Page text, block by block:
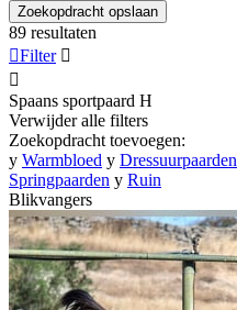
Zoekopdracht opslaan
89 resultaten
Filter 

Spaans sportpaard H
Verwijder alle filters
Zoekopdracht toevoegen:
y Warmbloed y Dressuurpaarden
Springpaarden y Ruin
Blikvangers